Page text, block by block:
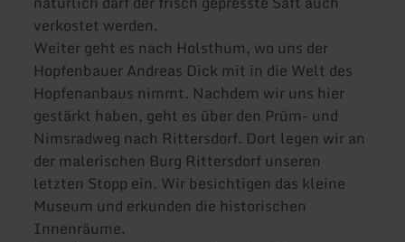
verkostet werden.
Weiter geht es nach Holsthum, wo uns der
Hopfenbauer Andreas Dick mit in die Welt des
Hopfenanbaus nimmt. Nachdem wir uns hier
gestärkt haben, geht es über den Prüm- und
Nimsradweg nach Rittersdorf. Dort legen wir an
der malerischen Burg Rittersdorf unseren
letzten Stopp ein. Wir besichtigen das kleine
Museum und er­kunden die historischen
Innenräume.